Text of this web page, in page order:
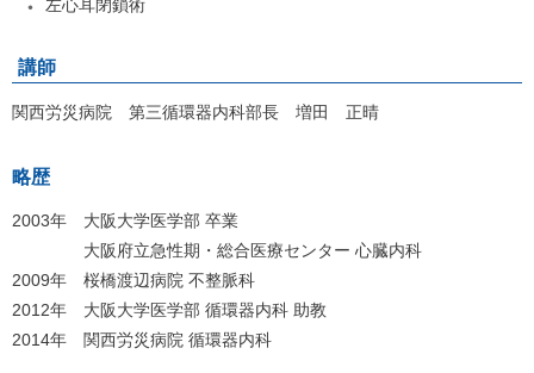
左心耳閉鎖術
講師
関西労災病院 第三循環器内科部長 増田 正晴
略歴
2003年 大阪大学医学部 卒業
大阪府立急性期・総合医療センター 心臓内科
2009年 桜橋渡辺病院 不整脈科
2012年 大阪大学医学部 循環器内科 助教
2014年 関西労災病院 循環器内科